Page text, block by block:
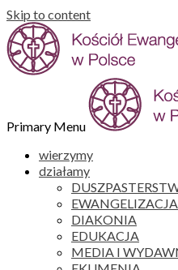
Skip to content
Primary Menu
wierzymy
działamy
DIAKONIA
EDUKACJA
MEDIA I